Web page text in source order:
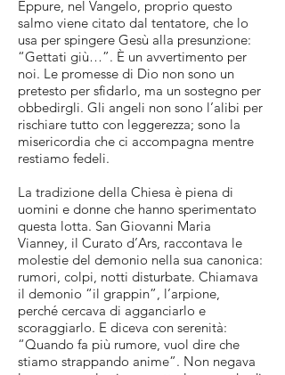
Eppure, nel Vangelo, proprio questo
salmo viene citato dal tentatore, che lo
usa per spingere Gesù alla presunzione:
“Gettati giù…”. È un avvertimento per
noi. Le promesse di Dio non sono un
pretesto per sfidarlo, ma un sostegno per
obbedirgli. Gli angeli non sono l’alibi per
rischiare tutto con leggerezza; sono la
misericordia che ci accompagna mentre
restiamo fedeli.
La tradizione della Chiesa è piena di
uomini e donne che hanno sperimentato
questa lotta. San Giovanni Maria
Vianney, il Curato d’Ars, raccontava le
molestie del demonio nella sua canonica:
rumori, colpi, notti disturbate. Chiamava
il demonio “il grappin”, l’arpione,
perché cercava di agganciarlo e
scoraggiarlo. E diceva con serenità:
“Quando fa più rumore, vuol dire che
stiamo strappando anime”. Non negava